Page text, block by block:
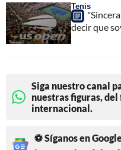
Tenis
decir que
Siga nuestro canal
nuestras figuras,
internacional.
⚽ Síganos en